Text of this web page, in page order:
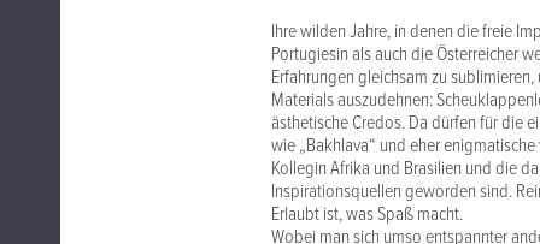
Ihre wilden Jahre, in denen die freie
Portugiesin als auch die Österreicher
Erfahrungen gleichsam zu
Materials auszudehnen:
ästhetische Credos. Da dürfen für die
wie „Bakhlava“ und eher
Kollegin Afrika und Brasilien und die
Inspirationsquellen geworden sind.
Erlaubt ist, was Spaß macht.
Wobei man sich umso entspannter